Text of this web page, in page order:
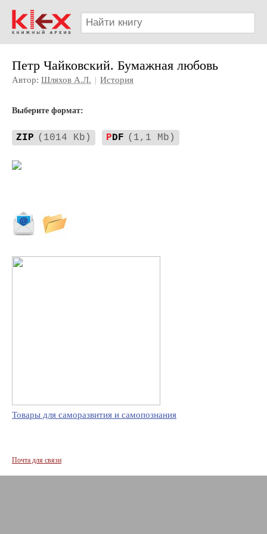
Петр Чайковский. Бумажная любовь
Автор: Шляхов А.Л. | История
Выберите формат:
ZIP (1014 Kb) PDF (1,1 Mb)
Товары для саморазвития и самопознания
Почта для связи